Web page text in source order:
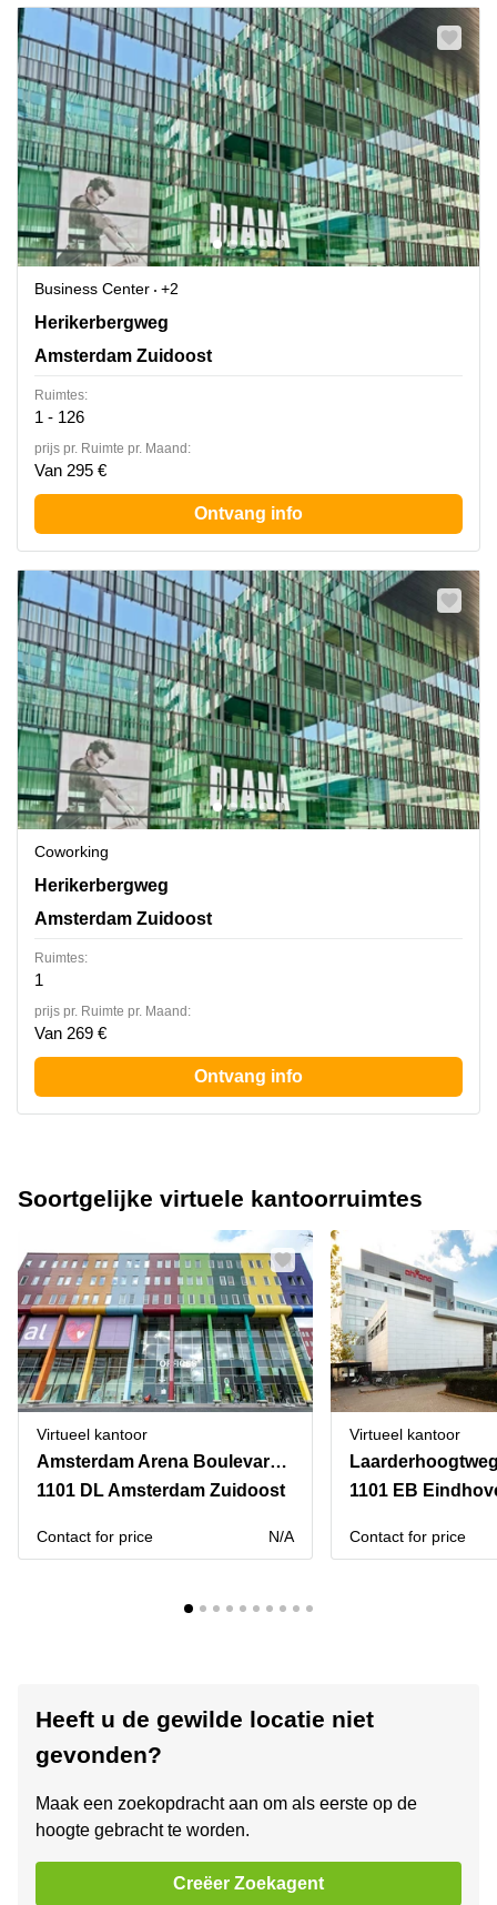
Business Center
+2
Herikerbergweg 292-342, Amsterdam Zuidoost
Herikerbergweg
Amsterdam Zuidoost
Ruimtes:
1 - 126
prijs pr. Ruimte pr. Maand:
Van 295 €
Ontvang info
Coworking
Herikerbergweg 292-342, Amsterdam Zuidoost
Herikerbergweg
Amsterdam Zuidoost
Ruimtes:
1
prijs pr. Ruimte pr. Maand:
Van 269 €
Ontvang info
Soortgelijke virtuele kantoorruimtes
Virtueel kantoor
Amsterdam Arena Boulevard 65-71
1101 DL Amsterdam Zuidoost
Contact for price N/A
Virtueel kantoor
1101 EB
Contact for price
Heeft u de gewilde locatie niet
gevonden?
Maak een zoekopdracht aan om als eerste op de
hoogte gebracht te worden.
Creëer Zoekagent